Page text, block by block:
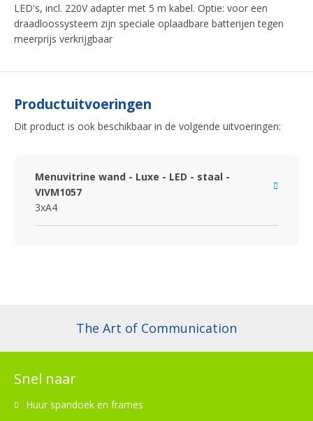
LED's, incl. 220V adapter met 5 m kabel. Optie: voor een
draadloossysteem zijn speciale oplaadbare batterijen tegen
meerprijs verkrijgbaar
Productuitvoeringen
Dit product is ook beschikbaar in de volgende uitvoeringen:
Menuvitrine wand - Luxe - LED - staal -
VIVM1057
3xA4
The Art of Communication
Snel naar
Huur spandoek en frames